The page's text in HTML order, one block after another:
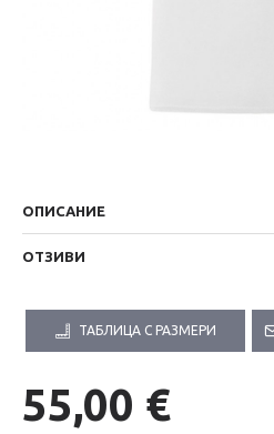
ОПИСАНИЕ
ОТЗИВИ
ТАБЛИЦА С РАЗМЕРИ
55,00 €